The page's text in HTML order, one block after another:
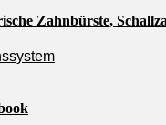
Zahnbürste,